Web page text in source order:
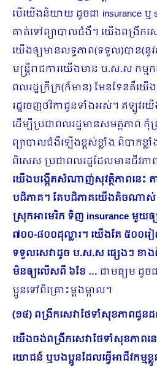
បើយើងនិយាយ ដូចជា insurance ឬ
គាត់ទៅព្យាបាលជំងឺ។ យើងពង្រីកស
យើងឲ្យមានលទ្ធភាព(ទទួល)បាន(នូវ
មន្រ្តីរាជការយើងមាន ប.ស.ស កម្ម
ពលរដ្ឋក្រីក្រ(ក៏មាន) មែនទែនគឺ
រដ្ឋចេញថវិកាជូនទាំងអស់។ ឥឡូវយ
ដើម្បីប្រជាពលរដ្ឋមានសមត្ថភាព កុំព្
ព្យាបាលជំងឺឡើងខ្ពស់ខ្លាំង ពិបាកខ្ល
ពិសេស ប្រជាពលរដ្ឋដែលមានជីវភ
យើងបង្កើតសំណាញ់សុវត្ថិភាពនេះ ត
បដិភាគ។ តែបដិភាគយើងតិចណាស់។
ស្រុកអាមេរិក ទិញ insurance មួ
៧០០-៨០០ដុល្លារ។ យើងតែ ៥០០រៀ
ទទួលសេវាដូច ប.ស.ស ផ្សេងៗ ខាង
មិនឲ្យលើសពី ៦ខែ … ជាមធ្យម ដូច
ប្អូនទៅពិគ្រោះម្ដងម្កាល។
(១៤) ពង្រីកសេវាថែទាំសុខភាពជូ
យើងចង់ពង្រីកសេវាថែទាំសុខភាពន
យោជន៍ ឬបងប្អូនដែលធ្វើអាជីវកម្ម